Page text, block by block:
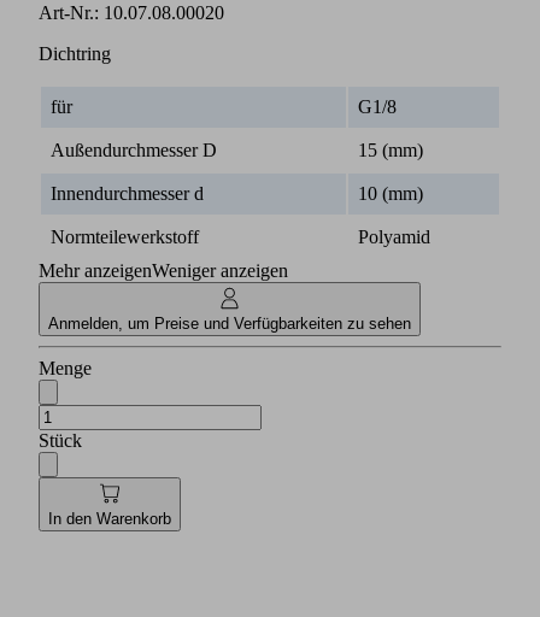
Art-Nr.: 10.07.08.00020
Dichtring
für G1/8
Außendurchmesser D 15 (mm)
Innendurchmesser d 10 (mm)
Normteilewerkstoff
Polyamid
Mehr anzeigenWeniger anzeigen
Anmelden, um Preise und Verfügbarkeiten zu sehen
Menge
Stück
In den Warenkorb